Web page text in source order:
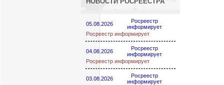
05.08.2026
Росреестр
информирует
Росреестр информирует
04.08.2026
Росреестр
информирует
Росреестр информирует
03.08.2026
Росреестр
информирует